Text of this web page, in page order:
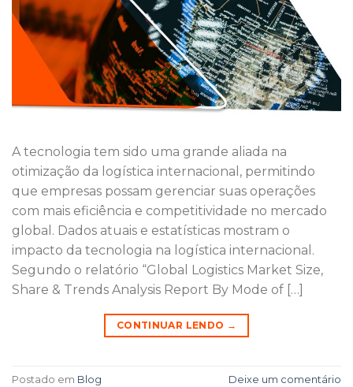
A tecnologia tem sido uma grande aliada na
otimização da logística internacional, permitindo
que empresas possam gerenciar suas operações
com mais eficiência e competitividade no mercado
global. Dados atuais e estatísticas mostram o
impacto da tecnologia na logística internacional.
Segundo o relatório “Global Logistics Market Size,
Share & Trends Analysis Report By Mode of […]
CONTINUAR LENDO →
Postado em Blog Deixe um comentário